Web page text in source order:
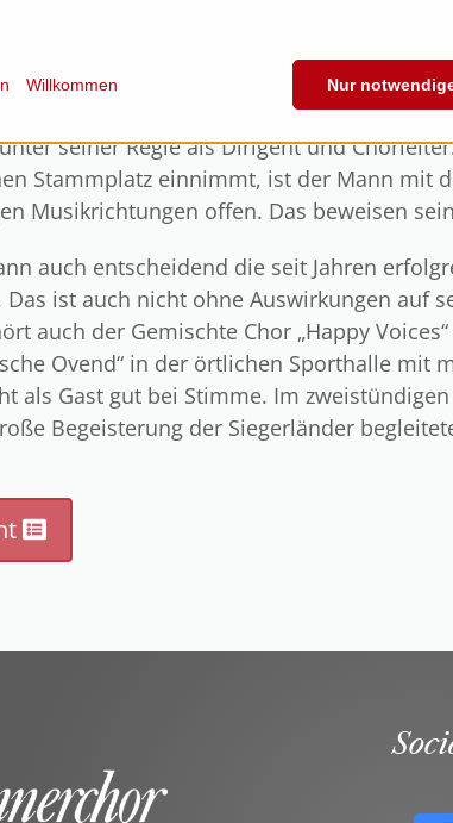
Eintracht Köln-Porz
seiner Regie als Dirigent und
Stammplatz einnimmt, ist der Mann mit
Musikrichtungen offen. Das beweisen
auch entscheidend die seit Jahren
ist auch nicht ohne Auswirkungen auf
auch der Gemischte Chor „Happy
Ovend“ in der örtlichen Sporthalle
als Gast gut bei Stimme. Im
Begeisterung der Siegerländer
Nur
Willkommen